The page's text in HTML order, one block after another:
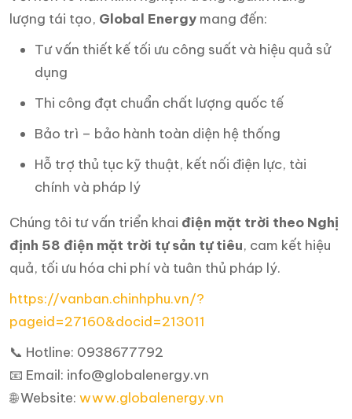
lượng tái tạo, Global Energy mang đến:
Tư vấn thiết kế tối ưu công suất và hiệu quả sử
dụng
Thi công đạt chuẩn chất lượng quốc tế
Bảo trì – bảo hành toàn diện hệ thống
Hỗ trợ thủ tục kỹ thuật, kết nối điện lực, tài
chính và pháp lý
Chúng tôi tư vấn triển khai điện mặt trời theo Nghị
định 58 điện mặt trời tự sản tự tiêu, cam kết hiệu
quả, tối ưu hóa chi phí và tuân thủ pháp lý.
https://vanban.chinhphu.vn/?
pageid=27160&docid=213011
📞 Hotline: 0938677792
📧 Email: info@globalenergy.vn
🌐 Website: www.globalenergy.vn